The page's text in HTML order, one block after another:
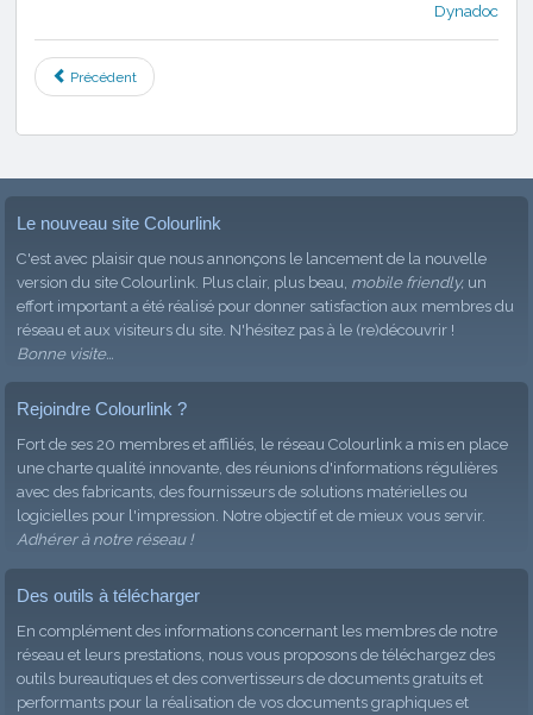
Dynadoc
Précédent
Le nouveau site Colourlink
C'est avec plaisir que nous annonçons le lancement de la nouvelle
version du site Colourlink. Plus clair, plus beau, mobile friendly, un
effort important a été réalisé pour donner satisfaction aux membres du
réseau et aux visiteurs du site. N'hésitez pas à le (re)découvrir !
Bonne visite...
Rejoindre Colourlink ?
Fort de ses 20 membres et affiliés, le réseau Colourlink a mis en place
une charte qualité innovante, des réunions d'informations régulières
avec des fabricants, des fournisseurs de solutions matérielles ou
logicielles pour l'impression. Notre objectif et de mieux vous servir.
Adhérer à notre réseau !
Des outils à télécharger
En complément des informations concernant les membres de notre
réseau et leurs prestations, nous vous proposons de téléchargez des
outils bureautiques et des convertisseurs de documents gratuits et
performants pour la réalisation de vos documents graphiques et